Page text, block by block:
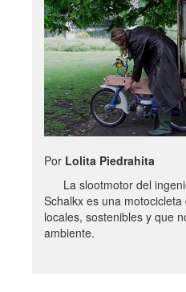
Por Lolita Piedrahita
La slootmotor del
Schalkx es una
locales, sostenibles y que
ambiente.